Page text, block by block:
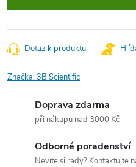
Dotaz k produktu
Značka:3B Scientific
Doprava zdarma
při nákupu nad 3000 Kč
Odborné poradenství
Nevíte si rady? Kontaktujte